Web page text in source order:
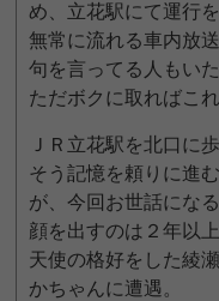
め、立花駅にて運行
無常に流れる車内放
句を言ってる人もいた
ただボクに取ればこ
ＪＲ立花駅を北口に
そう記憶を頼りに進
が、今回お世話にな
顔を出すのは２年以
天使の格好をした綾
かちゃんに遭遇。